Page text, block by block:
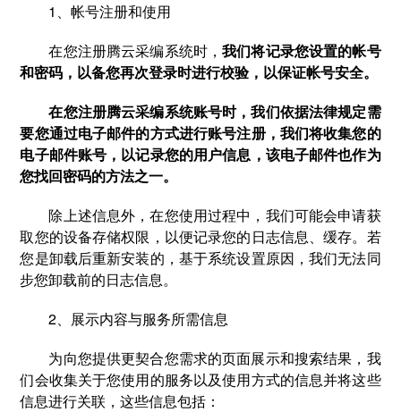
1、帐号注册和使用
在您注册腾云采编系统时，我们将记录您设置的帐号
和密码，以备您再次登录时进行校验，以保证帐号安全。
在您注册腾云采编系统账号时，我们依据法律规定需
要您通过电子邮件的方式进行账号注册，我们将收集您的
电子邮件账号，以记录您的用户信息，该电子邮件也作为
您找回密码的方法之一。
除上述信息外，在您使用过程中，我们可能会申请获
取您的设备存储权限，以便记录您的日志信息、缓存。若
您是卸载后重新安装的，基于系统设置原因，我们无法同
步您卸载前的日志信息。
2、展示内容与服务所需信息
为向您提供更契合您需求的页面展示和搜索结果，我
们会收集关于您使用的服务以及使用方式的信息并将这些
信息进行关联，这些信息包括：